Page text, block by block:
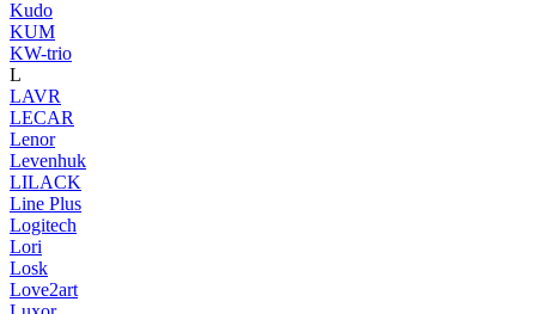
Kudo
KUM
KW-trio
L
LAVR
LECAR
Lenor
Levenhuk
LILACK
Line Plus
Logitech
Lori
Losk
Love2art